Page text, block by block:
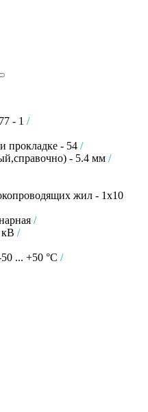
- 1 /
прокладке - 54 /
- 5.4 мм /
жил - 1х10
/
кВ /
... +50 °C /